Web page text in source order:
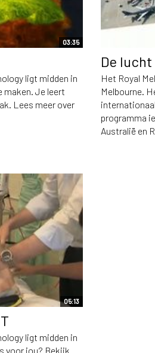
03:35
ligt midden in
maken. Je leert
Lees meer over
De lucht
Het Royal
Melbourne.
programma
Australië en
05:13
ligt midden in
voor jou? Bekijk